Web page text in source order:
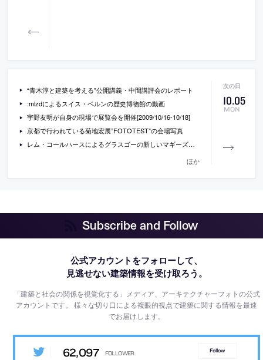
10.05
MON
“青木淳と建築を考える”公開講義・中間講評会のレポート
:mlzdによるスイス・ベルンの歴史博物館の動画
宇野友明が自身の現場で展覧会を開催[2009/10/16-10/18]
京都で行われている菊地宏展”FOTOTEST”の会場写真
レム・コールハースによるグラスゴーの新しいマギーズ・センター
ほか
Subscribe and Follow
公式アカウントをフォローして、
見逃せない建築情報を受け取ろう。
「建築と社会の関係を視覚化する」メディア、アーキテクチャーフォトの公式
アカウントです。様々な切り口による複眼的視点で建築に関する情報を最速
でお届けします。
62,097 Follow